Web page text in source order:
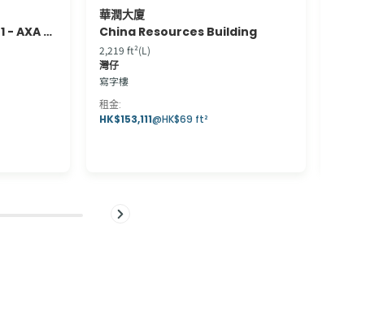
Landmark East Tower 1 - AXA Tower
華潤大廈
China Resources Building
2,219 ft²(L)
灣仔
寫字樓
租金:
HK$153,111@HK$69 ft²